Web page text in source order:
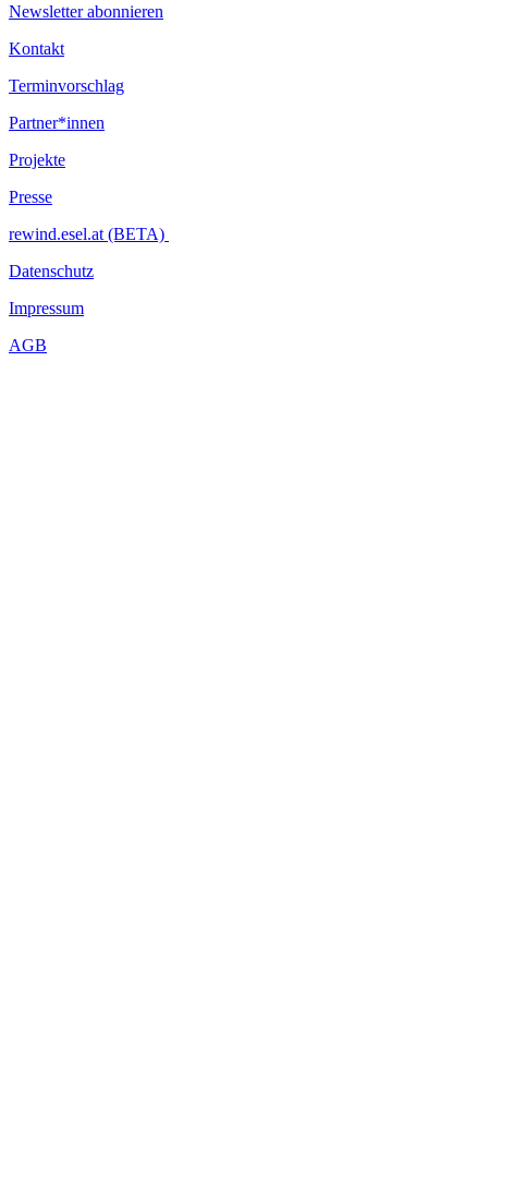
Newsletter abonnieren
Kontakt
Terminvorschlag
Partner*innen
Projekte
Presse
rewind.esel.at (BETA)
Datenschutz
Impressum
AGB